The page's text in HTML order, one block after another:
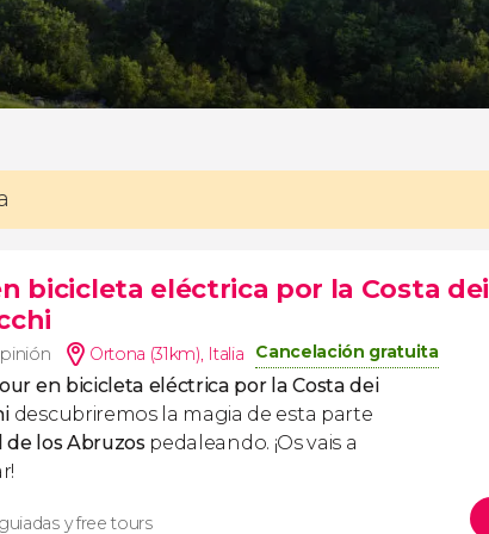
bicicleta eléctrica por la Costa dei
Ortona (31km), Italia Cancelación gratuita
en bicicleta eléctrica por la Costa dei
descubriremos la magia de esta parte
de los Abruzospedaleando. ¡Os vais a
y free tours